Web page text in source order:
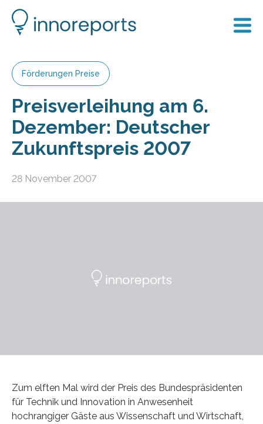
Förderungen Preise
Preisverleihung am 6.
Dezember: Deutscher
Zukunftspreis 2007
28 November 2007
Zum elften Mal wird der Preis des Bundespräsidenten
für Technik und Innovation in Anwesenheit
hochrangiger Gäste aus Wissenschaft und Wirtschaft,